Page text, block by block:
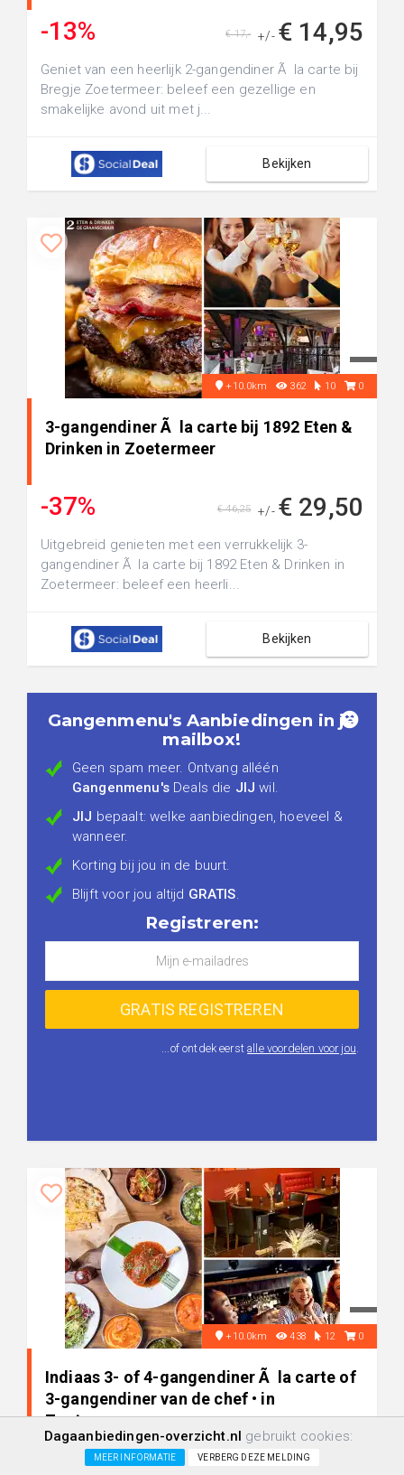
-13% +/- € 14,95
€ 17,-
Geniet van een heerlijk 2-gangendiner Ã la carte bij
Bregje Zoetermeer: beleef een gezellige en
smakelijke avond uit met j...
Bekijken
+10.0km 362 10 0
3-gangendiner Ã la carte bij 1892 Eten &
Drinken in Zoetermeer
-37% +/- € 29,50
€ 46,25
Uitgebreid genieten met een verrukkelijk 3-
gangendiner Ã la carte bij 1892 Eten & Drinken in
Zoetermeer: beleef een heerli...
Bekijken
Gangenmenu's Aanbiedingen in je
mailbox!
Geen spam meer. Ontvang alléén
Gangenmenu'sDeals die JIJ wil.
JIJ bepaalt: welke aanbiedingen, hoeveel &
wanneer.
Korting bij jou in de buurt.
Blijft voor jou altijd GRATIS.
Registreren:
...of ontdek eerstalle voordelen voor jou.
+10.0km 438 12 0
Indiaas 3- of 4-gangendiner Ã la carte of
3-gangendiner van de chef • in
Zoetermeer
-38% +/-€ 21,95
€ 34,95
Dagaanbiedingen-overzicht.nl gebruikt cookies:
MEER INFORMATIE VERBERG DEZE MELDING